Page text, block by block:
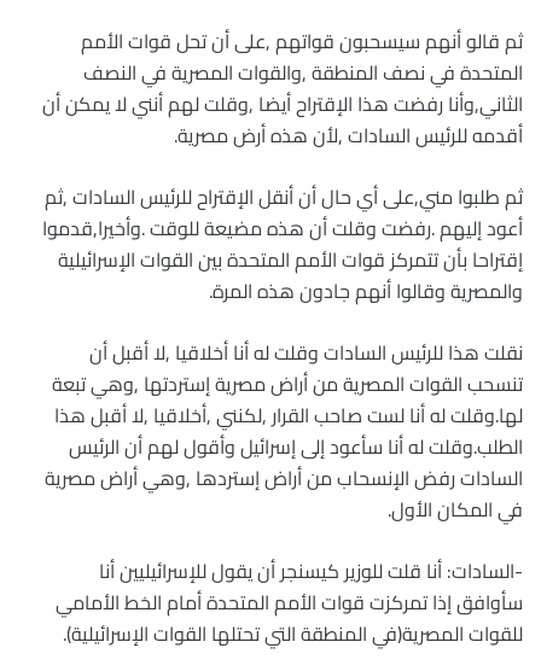
ثم قالو أنهم سيسحبون قواتهم ,على أن تحل قوات الأمم
المتحدة في نصف المنطقة ,والقوات المصرية في النصف
الثاني,وأنا رفضت هذا الإقتراح أيضا ,وقلت لهم أنني لا يمكن أن
أقدمه للرئيس السادات ,لأن هذه أرض مصرية.
ثم طلبوا مني,على أي حال أن أنقل الإقتراح للرئيس السادات ,ثم
أعود إليهم .رفضت وقلت أن هذه مضيعة للوقت .وأخيرا,قدموا
إقتراحا بأن تتمركز قوات الأمم المتحدة بين القوات الإسرائيلية
والمصرية وقالوا أنهم جادون هذه المرة.
نقلت هذا للرئيس السادات وقلت له أنا أخلاقيا ,لا أقبل أن
تنسحب القوات المصرية من أراض مصرية إستردتها ,وهي تبعة
لها.وقلت له أنا لست صاحب القرار ,لكنني ,أخلاقيا ,لا أقبل هذا
الطلب.وقلت له أنا سأعود إلى إسرائيل وأقول لهم أن الرئيس
السادات رفض الإنسحاب من أراض إستردها ,وهي أراض مصرية
في المكان الأول.
-السادات: أنا قلت للوزير كيسنجر أن يقول للإسرائيليين أنا
سأوافق إذا تمركزت قوات الأمم المتحدة أمام الخط الأمامي
للقوات المصرية(في المنطقة التي تحتلها القوات الإسرائيلية).